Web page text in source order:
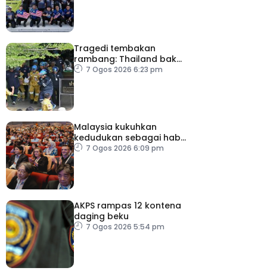
Tragedi tembakan
rambang: Thailand bakal
umum pelan tindakan
7 Ogos 2026 6:23 pm
Malaysia kukuhkan
kedudukan sebagai hab
acara perniagaan
7 Ogos 2026 6:09 pm
AKPS rampas 12 kontena
daging beku
7 Ogos 2026 5:54 pm